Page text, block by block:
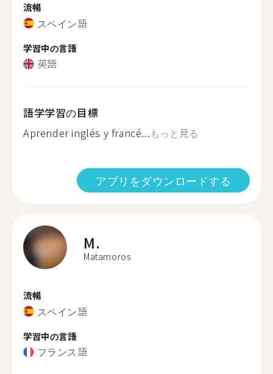
流暢
スペイン語
学習中の言語
英語
語学学習の目標
Aprender inglés y francé...もっと見る
アプリをダウンロードする
M.
Matamoros
流暢
スペイン語
学習中の言語
フランス語